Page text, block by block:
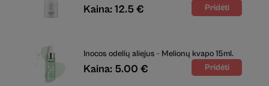
Kaina: 12.5 €
Inocos odelių aliejus - Melionų kvapo 15ml.
Kaina: 5.00 €